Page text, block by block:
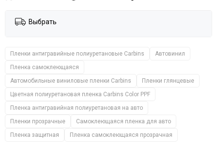
Выбрать
Пленки антигравийные полиуретановые Carbins
Автовинил
Пленка самоклеющаяся
Автомобильные виниловые пленки Carbins
Пленки глянцевые
Цветная полиуретановая пленка Carbins Color PPF
Пленка антигравийная полиуретановая на авто
Пленки прозрачные
Самоклеющаяся пленка для авто
Пленка защитная
Пленка самоклеющаяся прозрачная